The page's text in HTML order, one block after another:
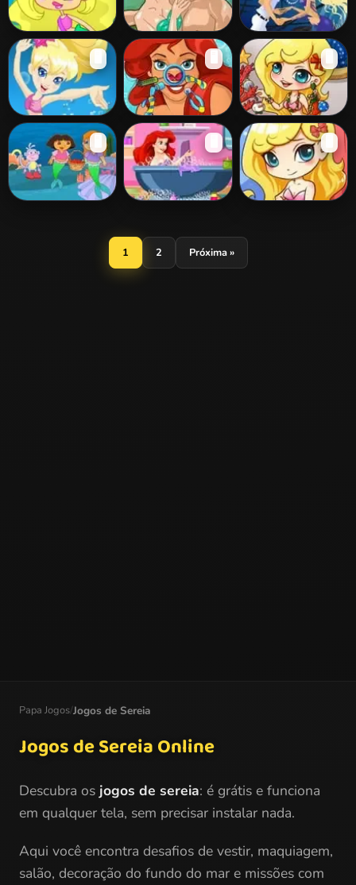
Mermaid
Slacking
Mermaid Kissing Mermaid Love
Polly Pocket
Mermaid World
Ariel Nose
Doctor
Mermaid
Christmas
Cleaning
1 2 Próxima »
Papa Jogos/Jogos de Sereia
Jogos de Sereia Online
Descubra os jogos de sereia: é grátis e funciona
em qualquer tela, sem precisar instalar nada.
Aqui você encontra desafios de vestir, maquiagem,
salão, decoração do fundo do mar e missões com